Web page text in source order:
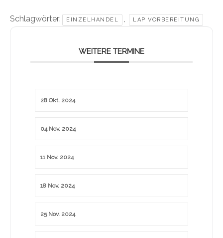
Schlagwörter: EINZELHANDEL , LAP VORBEREITUNG
WEITERE TERMINE
28 Okt. 2024
04 Nov. 2024
11 Nov. 2024
18 Nov. 2024
25 Nov. 2024